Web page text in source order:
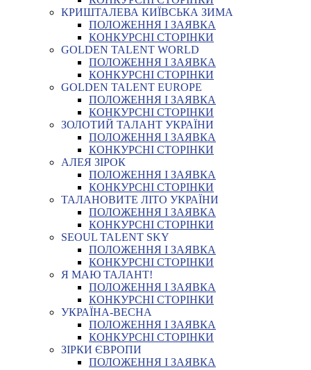
КРИШТАЛЕВА КИЇВСЬКА ЗИМА
ПОЛОЖЕННЯ І ЗАЯВКА
КОНКУРСНІ СТОРІНКИ
GOLDEN TALENT WORLD
ПОЛОЖЕННЯ І ЗАЯВКА
КОНКУРСНІ СТОРІНКИ
GOLDEN TALENT EUROPE
ПОЛОЖЕННЯ І ЗАЯВКА
КОНКУРСНІ СТОРІНКИ
ЗОЛОТИЙ ТАЛАНТ УКРАЇНИ
ПОЛОЖЕННЯ І ЗАЯВКА
КОНКУРСНІ СТОРІНКИ
АЛЕЯ ЗІРОК
ПОЛОЖЕННЯ І ЗАЯВКА
КОНКУРСНІ СТОРІНКИ
ТАЛАНОВИТЕ ЛІТО УКРАЇНИ
ПОЛОЖЕННЯ І ЗАЯВКА
КОНКУРСНІ СТОРІНКИ
SEOUL TALENT SKY
ПОЛОЖЕННЯ І ЗАЯВКА
КОНКУРСНІ СТОРІНКИ
Я МАЮ ТАЛАНТ!
ПОЛОЖЕННЯ І ЗАЯВКА
КОНКУРСНІ СТОРІНКИ
УКРАЇНА-ВЕСНА
ПОЛОЖЕННЯ І ЗАЯВКА
КОНКУРСНІ СТОРІНКИ
ЗІРКИ ЄВРОПИ
ПОЛОЖЕННЯ І ЗАЯВКА